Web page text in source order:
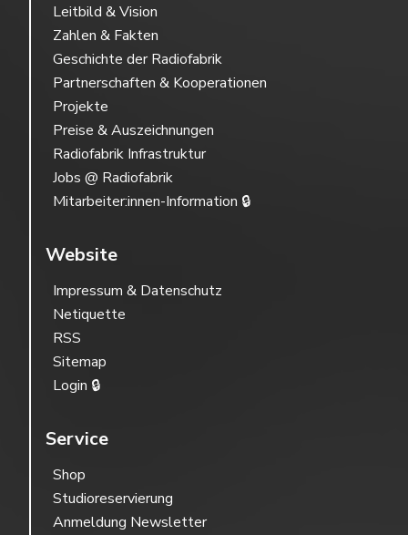
Leitbild & Vision
Zahlen & Fakten
Geschichte der Radiofabrik
Partnerschaften & Kooperationen
Projekte
Preise & Auszeichnungen
Radiofabrik Infrastruktur
Jobs @ Radiofabrik
Mitarbeiter:innen-Information 🔒
Website
Impressum & Datenschutz
Netiquette
RSS
Sitemap
Login 🔒
Service
Shop
Studioreservierung
Anmeldung Newsletter